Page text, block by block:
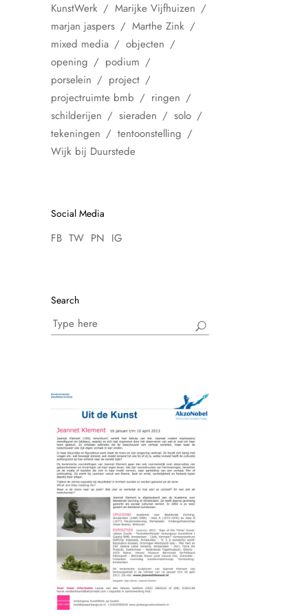
KunstWerk
Marijke Vijfhuizen
marjan jaspers
Marthe Zink
mixed media
objecten
opening
podium
porselein
project
projectruimte bmb
ringen
schilderijen
sieraden
solo
tekeningen
tentoonstelling
Wijk bij Duurstede
Social Media
FB TW PN IG
Search
Search
for: